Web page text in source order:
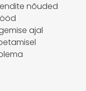
nõuded
ajal